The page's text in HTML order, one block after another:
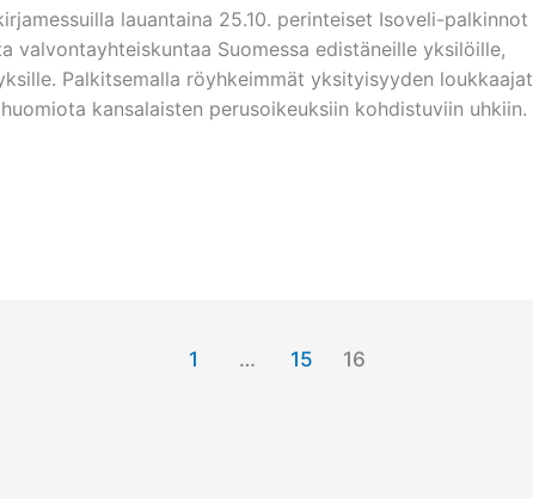
lauantaina 25.10. perinteiset Isoveli-palkinnot
valvontayhteiskuntaa Suomessa edistäneille yksilöille,
Palkitsemalla röyhkeimmät yksityisyyden loukkaajat
kansalaisten perusoikeuksiin kohdistuviin uhkiin.
1 … 15 16